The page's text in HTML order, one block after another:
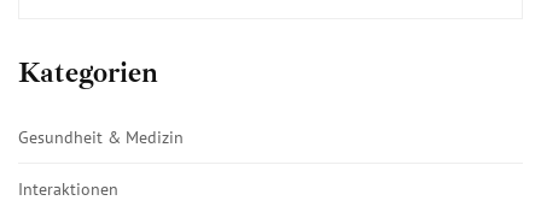
Kategorien
Gesundheit & Medizin
Interaktionen